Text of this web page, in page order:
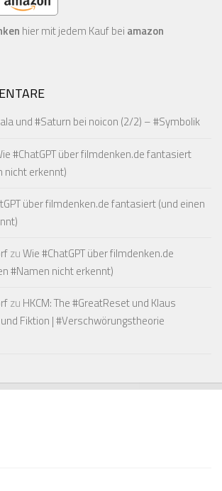
hier mit jedem Kauf bei amazon
und #Saturn bei noicon (2/2) – #Symbolik
#ChatGPT über filmdenken.de fantasiert
nicht erkennt)
über filmdenken.de fantasiert (und einen
zuWie #ChatGPT über filmdenken.de
#Namen nicht erkennt)
zu HKCM: The #GreatReset und Klaus
Fiktion | #Verschwörungstheorie